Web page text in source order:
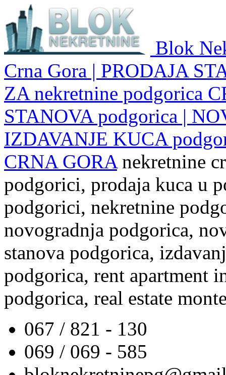
Blok
Crna Gora | PRODAJA
ZA nekretnine podgorica
STANOVA podgorica |
IZDAVANJE KUCA
CRNA GORA nekretnine
podgorici, prodaja kuca u
podgorici, nekretnine
novogradnja podgorica,
stanova podgorica,
podgorica, rent apartment
podgorica, real estate
067 / 821 - 130
069 / 069 - 585